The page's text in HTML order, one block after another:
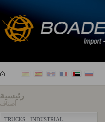
رئيسية
أصناف
TRUCKS - INDUSTRIAL